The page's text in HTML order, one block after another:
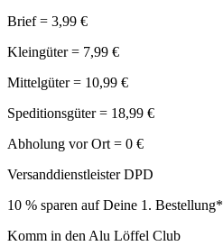
Brief = 3,99 €
Kleingüter = 7,99 €
Mittelgüter = 10,99 €
Speditionsgüter = 18,99 €
Abholung vor Ort = 0 €
Versanddienstleister DPD
10 % sparen auf Deine 1. Bestellung*
Komm in den Alu Löffel Club